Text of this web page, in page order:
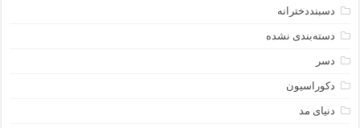
دسبنددخترانه
دسته‌بندی نشده
دسر
دکوراسیون
دنیای مد